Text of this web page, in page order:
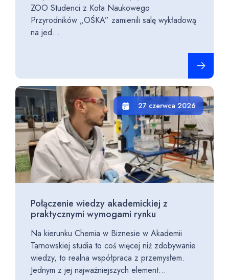
ZOO Studenci z Koła Naukowego
Przyrodników „OŚKA” zamienili salę wykładową
na jed...
27 czerwca 2026
Połączenie wiedzy akademickiej z
praktycznymi wymogami rynku
Na kierunku Chemia w Biznesie w Akademii
Tarnowskiej studia to coś więcej niż zdobywanie
wiedzy, to realna współpraca z przemysłem.
Jednym z jej najważniejszych element...